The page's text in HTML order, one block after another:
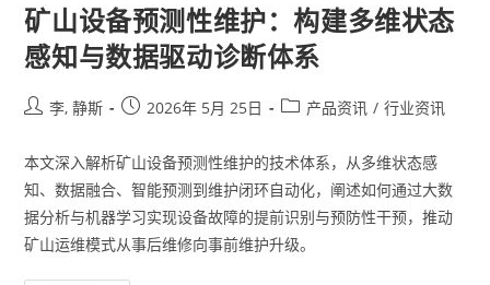
矿山设备预测性维护：构建多维状态
感知与数据驱动诊断体系
李, 静斯 2026年 5月 25日 产品资讯 / 行业资讯
本文深入解析矿山设备预测性维护的技术体系，从多维状态感
知、数据融合、智能预测到维护闭环自动化，阐述如何通过大数
据分析与机器学习实现设备故障的提前识别与预防性干预，推动
矿山运维模式从事后维修向事前维护升级。